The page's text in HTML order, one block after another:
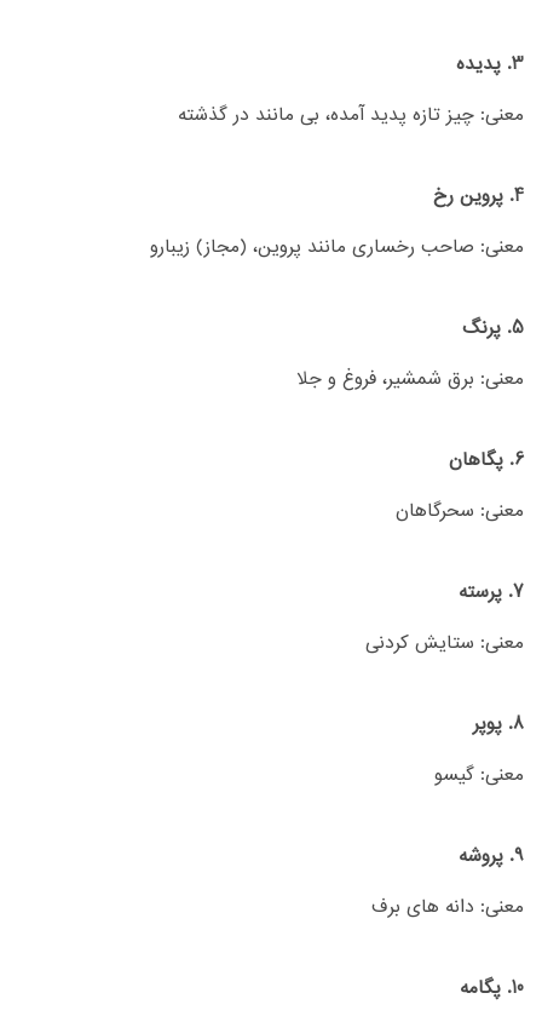
3. پدیده
معنی: چیز تازه پدید آمده، بی مانند در گذشته
4. پروین رخ
معنی: صاحب رخساری مانند پروين، (مجاز) زيبارو
5. پرنگ
معنی: برق شمشیر، فروغ و جلا
6. پگاهان
معنی: سحرگاهان
7. پرسته
معنی: ستایش کردنی
8. پوپر
معنی: گیسو
9. پروشه
معنی: دانه های برف
10. پگامه